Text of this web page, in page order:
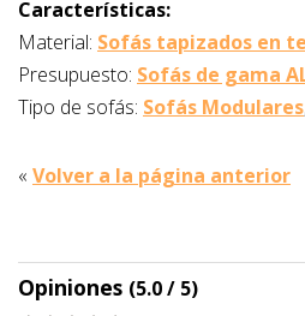
Características:
Material: Sofás tapizados en
Presupuesto: Sofás de gama
Tipo de sofás: Sofás Modulares
« Volver a la página anterior
Opiniones (5.0 / 5)